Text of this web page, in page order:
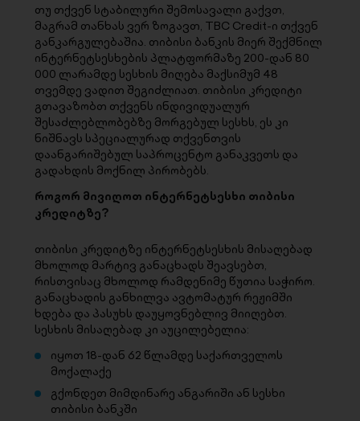
თუ თქვენ სტაბილური შემოსავალი გაქვთ,
მაგრამ თანხას ვერ ზოგავთ, TBC Credit-ი თქვენ
განკარგულებაშია. თიბისი ბანკის მიერ შექმნილ
ინტერნეტსესხების პლატფორმაზე 200-დან 80
000 ლარამდე სესხის მიღება მაქსიმუმ 48
თვემდე ვადით შეგიძლიათ. თიბისი კრედიტი
გთავაზობთ თქვენს ინდივიდუალურ
შესაძლებლობებზე მორგებულ სესხს, ეს კი
ნიშნავს სპეციალურად თქვენთვის
დაანგარიშებულ საპროცენტო განაკვეთს და
გადახდის მოქნილ პირობებს.
როგორ მივიღოთ ინტერნეტსესხი თიბისი
კრედიტზე?
თიბისი კრედიტზე ინტერნეტსესხის მისაღებად
მხოლოდ მარტივ განაცხადს შეავსებთ,
რისთვისაც მხოლოდ რამდენიმე წუთია საჭირო.
განაცხადის განხილვა ავტომატურ რეჟიმში
ხდება და პასუხს დაუყოვნებლივ მიიღებთ.
სესხის მისაღებად კი აუცილებელია:
იყოთ 18-დან 62 წლამდე საქართველოს
მოქალაქე
გქონდეთ მიმდინარე ანგარიში ან სესხი
თიბისი ბანკში